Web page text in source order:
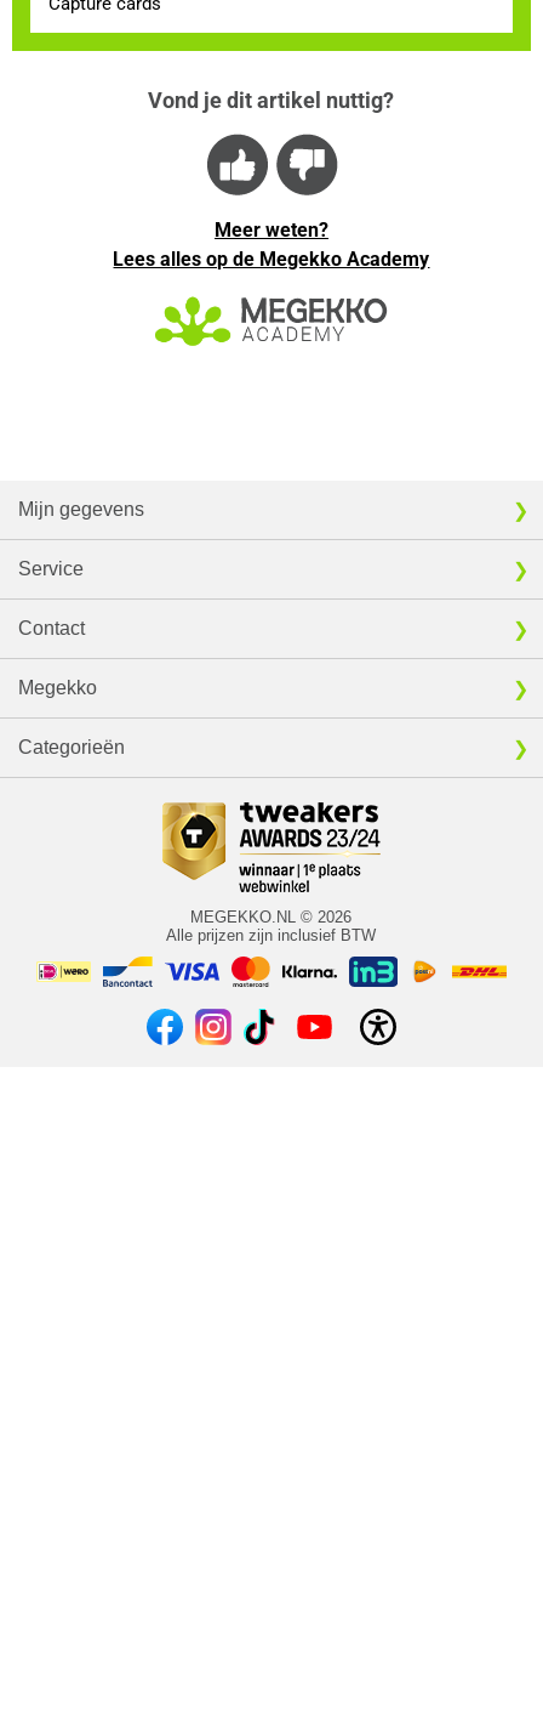
Vond je dit artikel nuttig?
Meer weten?
Lees alles op de Megekko Academy
Mijn gegevens
Service
Contact
Megekko
Categorieën
MEGEKKO.NL © 2026
Alle prijzen zijn inclusief BTW